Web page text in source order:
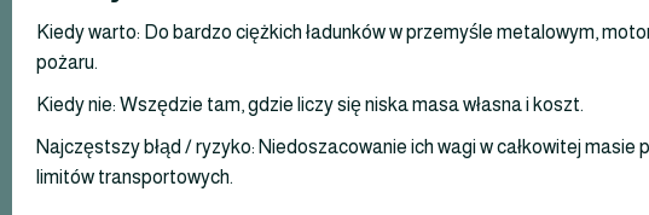
Kiedy warto: Do bardzo ciężkich ładunków w przemyśle metalowym,
pożaru.
Kiedy nie: Wszędzie tam, gdzie liczy się niska masa własna i koszt.
Najczęstszy błąd / ryzyko: Niedoszacowanie ich wagi w całkowitej
limitów transportowych.